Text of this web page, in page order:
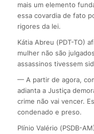
mais um elemento
essa covardia de fato
rigores da lei.
Kátia Abreu (PDT-TO)
mulher não são
assassinos tivessem
— A partir de agora,
adianta a Justiça
crime não vai vencer.
condenado e preso.
Plínio Valério (PSDB-